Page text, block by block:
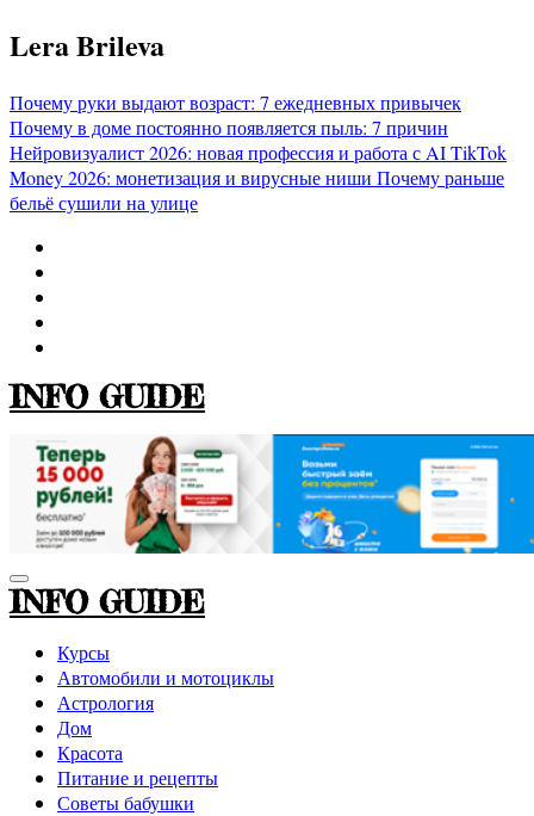
Перейти
к
Lera Brileva
Почему руки выдают возраст: 7 ежедневных привычек
Почему в доме постоянно появляется пыль: 7 причин
Нейровизуалист 2026: новая профессия и работа с AITikTok
Money 2026: монетизация и вирусные ниши Почему раньше
бельё сушили на улице
INFO GUIDE
INFO GUIDE
Курсы
Автомобили и мотоциклы
Астрология
Дом
Красота
Питание и рецепты
Советы бабушки